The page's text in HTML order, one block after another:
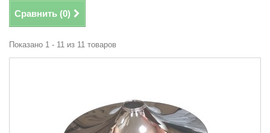
Сравнить (0)
Показано 1 - 11 из 11 товаров